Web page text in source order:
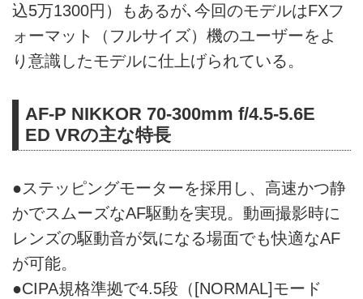
込5万1300円）もあるが､今回のモデルはFXフ
ォーマット（フルサイズ）機のユーザーをよ
り意識したモデルに仕上げられている。
AF-P NIKKOR 70-300mm f/4.5-5.6E
ED VRの主な特長
●ステッピングモーターを採用し、高速かつ静
かでスムーズなAF駆動を実現。動画撮影時に
レンズの駆動音が気になる場面でも快適なAF
が可能。
●CIPA規格準拠で4.5段（[NORMAL]モード